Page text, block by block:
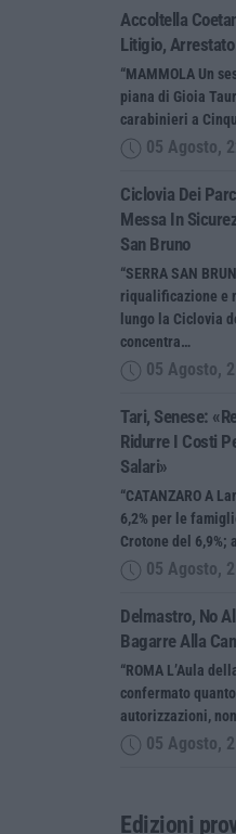
Accoltella
Litigio,
“MAMMOLA Un
piana di Gioia
carabinieri a
05 Agosto,
Ciclovia Dei
Messa In
San Bruno
“SERRA SAN
riqualificazione e
lungo la Ciclovia
concentra…
05 Agosto,
Tari, Senese:
Ridurre I Costi
Salari»
“CATANZARO A
6,2% per le
Crotone del 6,9%;
05 Agosto,
Delmastro, No
Bagarre Alla
“ROMA L’Aula
confermato
autorizzazioni,
05 Agosto,
Edizioni